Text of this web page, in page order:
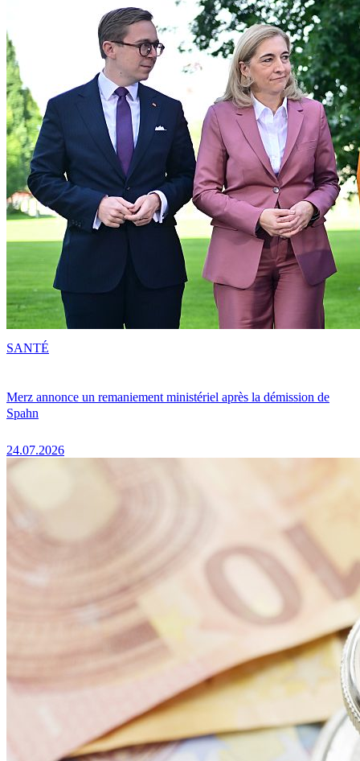
Merz annonce un remaniement ministériel après la démission de
Spahn
24.07.2026
SANTÉ